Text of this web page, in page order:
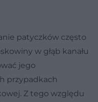
patyczków często
w głąb kanału
jego
przypadkach
Z tego względu